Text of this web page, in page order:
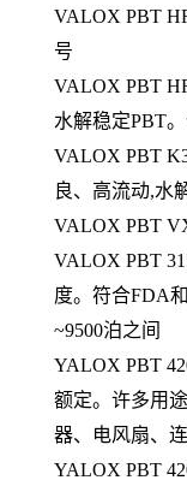
VALOX PBT
号
VALOX PBT
水解稳定PBT
VALOX PBT
良、高流动,水
VALOX PBT
VALOX PBT
度。符合FDA
~9500泊之间
YALOX PBT
额定。许多用
器、电风扇、
YALOX PBT